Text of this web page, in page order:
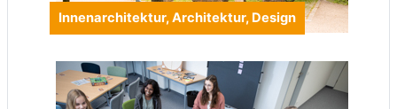
Innenarchitektur, Architektur, Design